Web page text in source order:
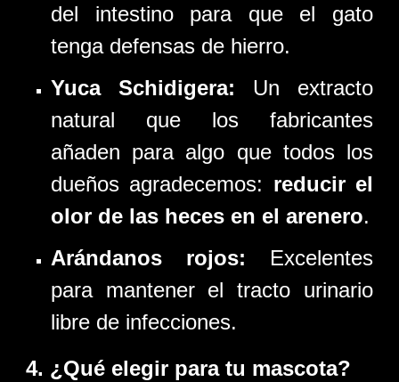
del intestino para que el gato
tenga defensas de hierro.
Yuca Schidigera: Un extracto
natural que los fabricantes
añaden para algo que todos los
dueños agradecemos: reducir el
olor de las heces en el arenero.
Arándanos rojos: Excelentes
para mantener el tracto urinario
libre de infecciones.
4. ¿Qué elegir para tu mascota?